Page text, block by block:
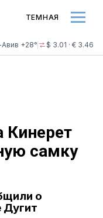
+28° $ 3.01 · € 3.46
ТЕМНАЯ
Кинерет
самку
о
Дугит